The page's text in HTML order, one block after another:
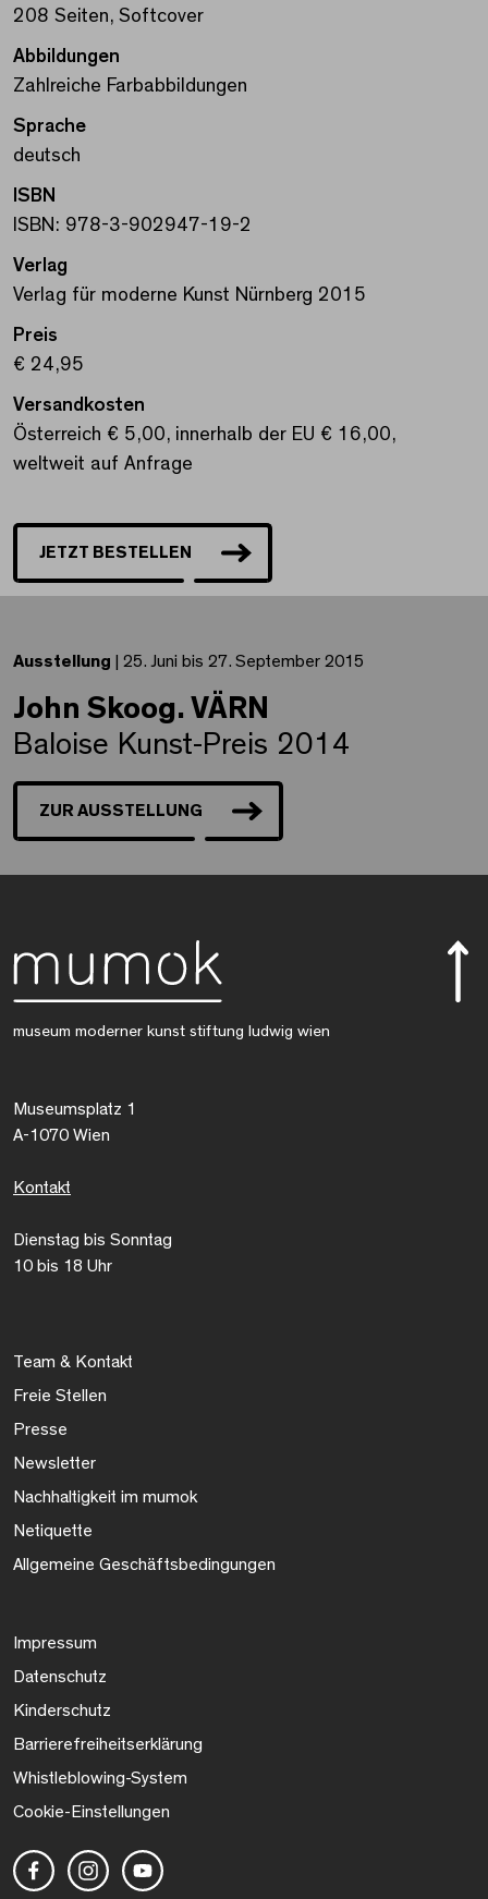
208 Seiten, Softcover
Abbildungen
Zahlreiche Farbabbildungen
Sprache
deutsch
ISBN
ISBN: 978-3-902947-19-2
Verlag
Verlag für moderne Kunst Nürnberg 2015
Preis
€ 24,95
Versandkosten
Österreich € 5,00, innerhalb der EU € 16,00,
weltweit auf Anfrage
JETZT BESTELLEN
Ausstellung | 25. Juni bis 27. September 2015
John Skoog. VÄRN
Baloise Kunst-Preis 2014
ZUR AUSSTELLUNG
museum moderner kunst stiftung ludwig wien
Museumsplatz 1
A-1070 Wien
Kontakt
Dienstag bis Sonntag
10 bis 18 Uhr
Team & Kontakt
Freie Stellen
Presse
Newsletter
Nachhaltigkeit im mumok
Netiquette
Allgemeine Geschäftsbedingungen
Impressum
Datenschutz
Kinderschutz
Barrierefreiheitserklärung
Whistleblowing-System
Cookie-Einstellungen